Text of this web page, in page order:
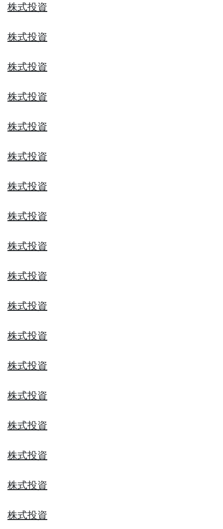
株式投資
株式投資
株式投資
株式投資
株式投資
株式投資
株式投資
株式投資
株式投資
株式投資
株式投資
株式投資
株式投資
株式投資
株式投資
株式投資
株式投資
株式投資